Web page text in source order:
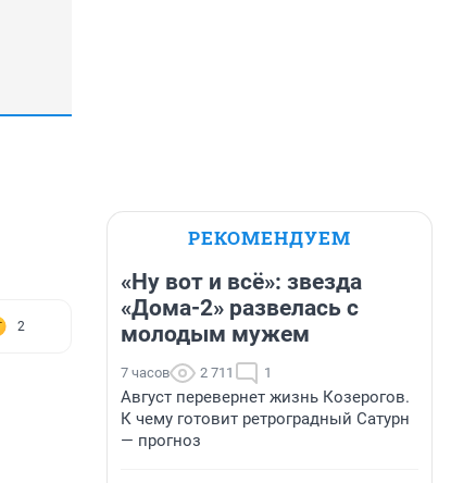
2
РЕКОМЕНДУЕМ
«Ну вот и всё»: звезда
«Дома-2» развелась с
молодым мужем
7 часов 2 711 1
Август перевернет жизнь Козерогов.
К чему готовит ретроградный Сатурн
— прогноз